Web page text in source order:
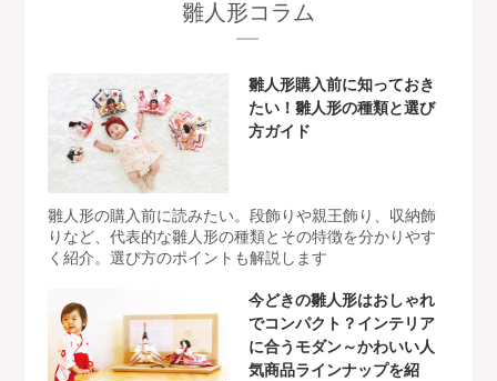
雛人形コラム
雛人形購入前に知っておき
たい！雛人形の種類と選び
方ガイド
雛人形の購入前に読みたい。段飾りや親王飾り、収納飾
りなど、代表的な雛人形の種類とその特徴を分かりやす
く紹介。選び方のポイントも解説します
今どきの雛人形はおしゃれ
でコンパクト？インテリア
に合うモダン～かわいい人
気商品ラインナップを紹